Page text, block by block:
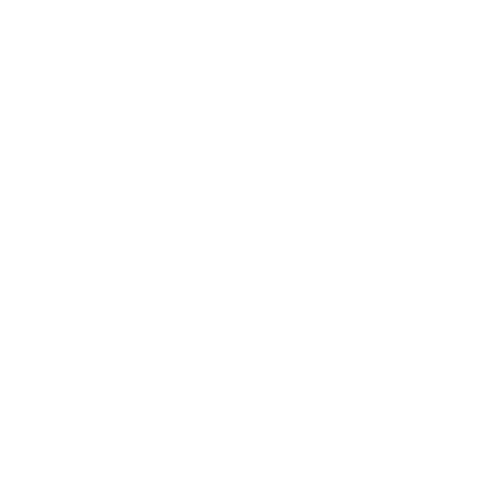
de la relación laboral.
domingos y festivos). Si interpone un reclamo ante la Dirección
cuyo objeto es dejar constancia del término de la relación
impagos. Debe plasmarse en el finiquito y en cada una de